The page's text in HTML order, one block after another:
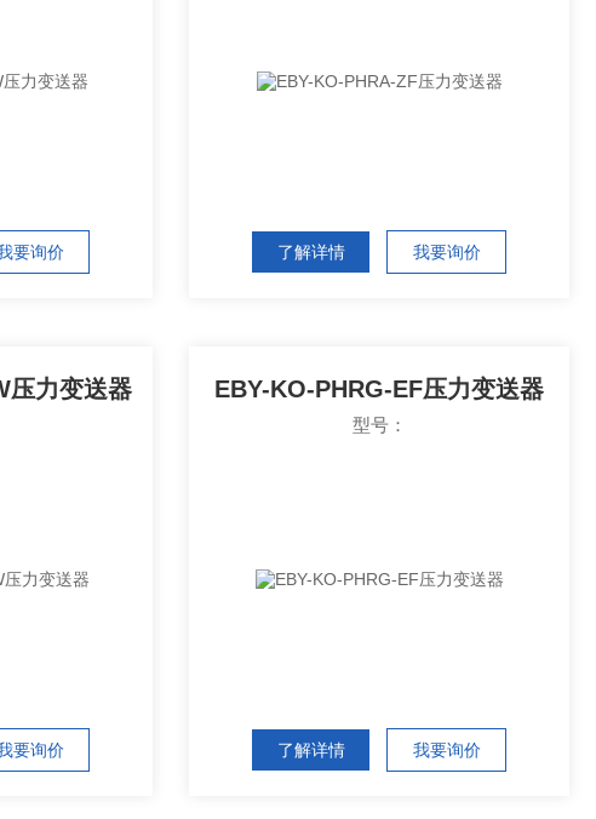
要询价 了解详情 我要询价
压力变送器
要询价
EBY-KO-PHRG-EF压力变送器
型号：
了解详情 我要询价